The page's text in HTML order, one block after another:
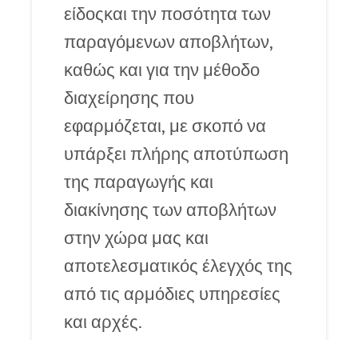
είδοςκαι την ποσότητα των
παραγόμενων αποβλήτων,
καθώς και για την μέθοδο
διαχείρησης που
εφαρμόζεται, με σκοπό να
υπάρξει πλήρης αποτύπωση
της παραγωγής και
διακίνησης των αποβλήτων
στην χώρα μας και
αποτελεσματικός έλεγχός της
από τις αρμόδιες υπηρεσίες
και αρχές.